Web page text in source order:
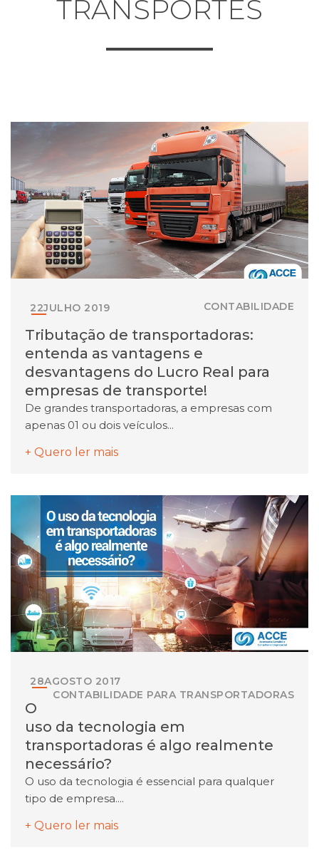
TRANSPORTES
22JULHO 2019 CONTABILIDADE
Tributação de transportadoras:
entenda as vantagens e
desvantagens do Lucro Real para
empresas de transporte!
De grandes transportadoras, a empresas com
apenas 01 ou dois veículos...
+ Quero ler mais
28AGOSTO 2017
CONTABILIDADE PARA TRANSPORTADORAS
O
uso da tecnologia em
transportadoras é algo realmente
necessário?
O uso da tecnologia é essencial para qualquer
tipo de empresa....
+ Quero ler mais